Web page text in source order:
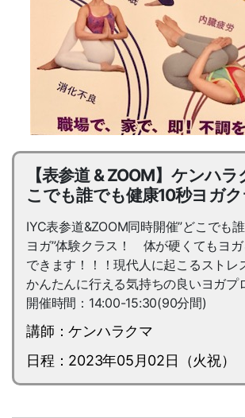
【表参道 & ZOOM】ケンハ
こでも誰でも健康10秒ヨガク
IYC表参道&ZOOM同時開催”どこでも
ヨガ”体験クラス！ 体が硬くてもヨ
できます！！！現代人に起こるストレ
かんたんに行える気持ちの良いヨガプ
開催時間：14:00-15:30(90分間)
講師：ケンハラクマ
日程：2023年05月02日（火祝）